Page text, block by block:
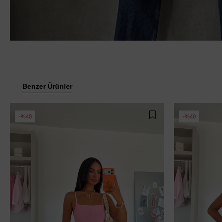
Benzer Ürünler
%40 %40